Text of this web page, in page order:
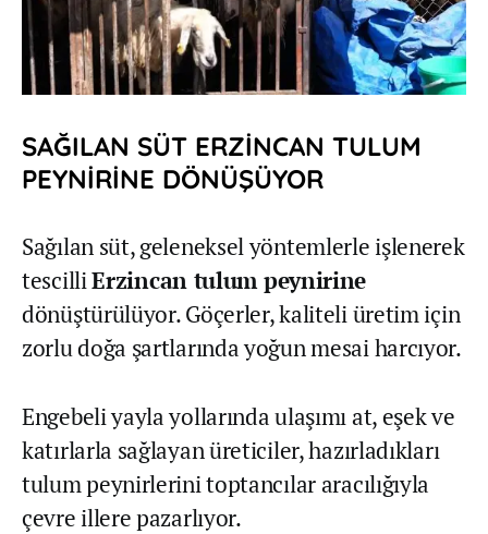
SAĞILAN SÜT ERZİNCAN TULUM
PEYNİRİNE DÖNÜŞÜYOR
Sağılan süt, geleneksel yöntemlerle işlenerek
tescilliErzincan tulum peynirine
dönüştürülüyor. Göçerler, kaliteli üretim için
zorlu doğa şartlarında yoğun mesai harcıyor.
Engebeli yayla yollarında ulaşımı at, eşek ve
katırlarla sağlayan üreticiler, hazırladıkları
tulum peynirlerini toptancılar aracılığıyla
çevre illere pazarlıyor.